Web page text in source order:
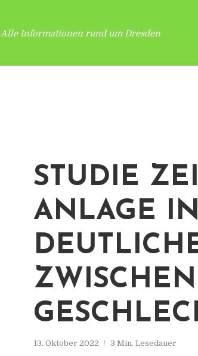
Alle Informationen rund um Dresden
STUDIE
ANLAGE
13. Oktober 2022 3 Min. Lesedauer